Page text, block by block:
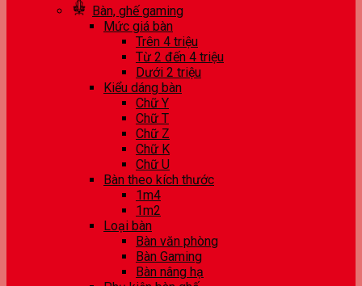
Bàn, ghế gaming
Mức giá bàn
Trên 4 triệu
Từ 2 đến 4 triệu
Dưới 2 triệu
Kiểu dáng bàn
Chữ Y
Chữ T
Chữ Z
Chữ K
Chữ U
Bàn theo kích thước
1m4
1m2
Loại bàn
Bàn văn phòng
Bàn Gaming
Bàn nâng hạ